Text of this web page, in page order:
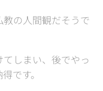
の人間観だそうで
しまい、後でやっ
です。